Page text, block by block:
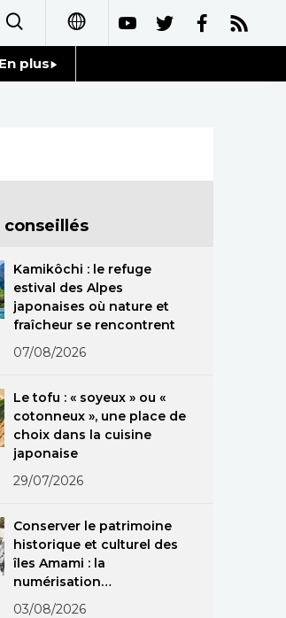
العربية
En plus
Vidéos
conseillés
Kamikôchi : le refuge
estival des Alpes
japonaises où nature et
fraîcheur se rencontrent
07/08/2026
Le tofu : « soyeux » ou «
cotonneux », une place de
choix dans la cuisine
japonaise
29/07/2026
Conserver le patrimoine
historique et culturel des
îles Amami : la
numérisation
exceptionnelle
03/08/2026